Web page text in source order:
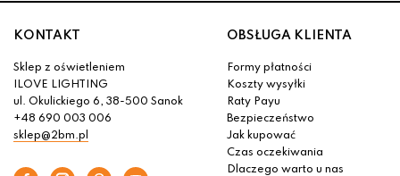
KONTAKT
Sklep z oświetleniem
ILOVE LIGHTING
ul. Okulickiego 6, 38-500 Sanok
+48 690 003 006
sklep@2bm.pl
OBSŁUGA KLIENTA
Formy płatności
Koszty wysyłki
Raty Payu
Bezpieczeństwo
Jak kupować
Czas oczekiwania
Dlaczego warto u nas